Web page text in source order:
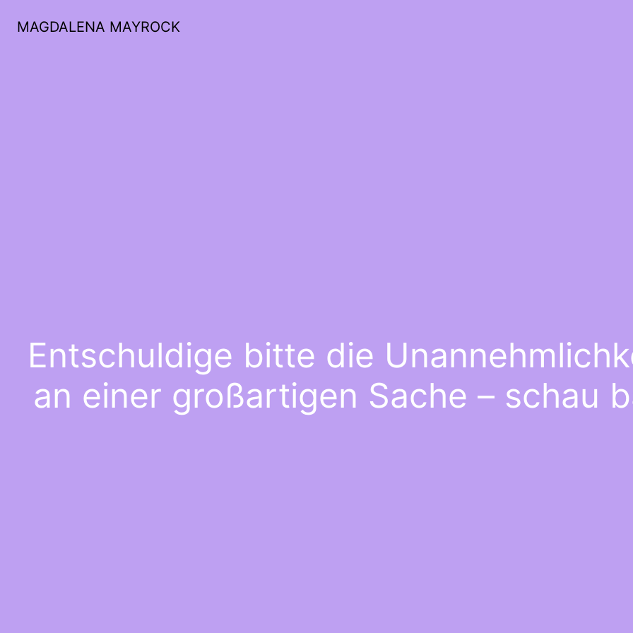
MAGDALENA MAYROCK
Entschuldige bitte die
an einer großartigen Sache – schau